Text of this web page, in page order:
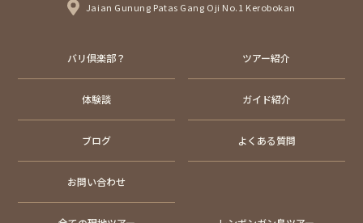
Jaian Gunung Patas Gang Oji No.1 Kerobokan
バリ倶楽部？ ツアー紹介
体験談 ガイド紹介
ブログ よくある質問
お問い合わせ